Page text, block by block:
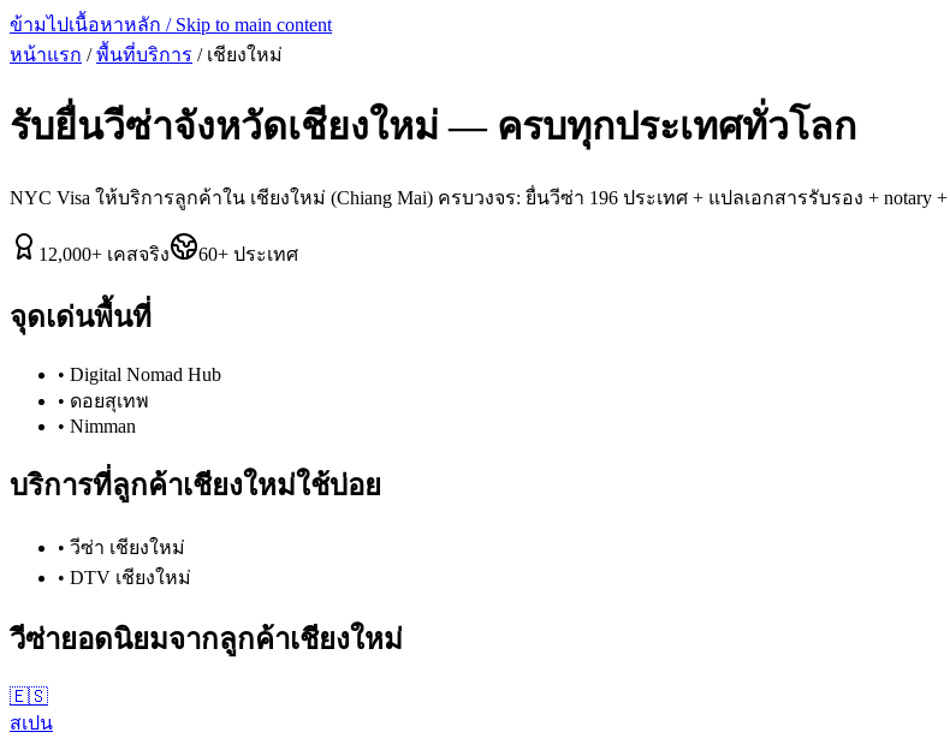
ข้ามไปเนื้อหาหลัก / Skip to main content
หน้าแรก / พื้นที่บริการ / เชียงใหม่
รับยื่นวีซ่าจังหวัดเชียงใหม่ — ครบทุกประเทศทั่วโลก
NYC Visa ให้บริการลูกค้าใน เชียงใหม่ (Chiang Mai) ครบวงจร: ยื่นวีซ่า 196 ประเทศ + แปลเอกสารรับรอง + notary
12,000+ เคสจริง 60+ ประเทศ
จุดเด่นพื้นที่
• Digital Nomad Hub
• ดอยสุเทพ
• Nimman
บริการที่ลูกค้าเชียงใหม่ใช้บ่อย
• วีซ่า เชียงใหม่
• DTV เชียงใหม่
วีซ่ายอดนิยมจากลูกค้าเชียงใหม่
🇪🇸
สเปน